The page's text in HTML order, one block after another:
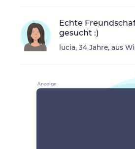
Echte
gesucht :)
lucia, 34 Jahre, aus